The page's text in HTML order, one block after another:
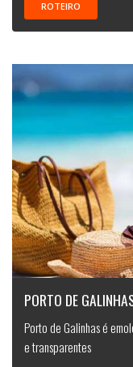
ROTEIRO
PORTO DE
Porto de Galinhas é
e transparentes